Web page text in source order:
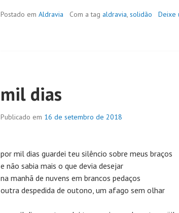
Postado em Aldravia Com a tag aldravia, solidão Deixe
mil dias
Publicado em 16 de setembro de 2018
por mil dias guardei teu silêncio sobre meus braços
e não sabia mais o que devia desejar
na manhã de nuvens em brancos pedaços
outra despedida de outono, um afago sem olhar